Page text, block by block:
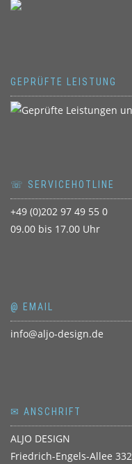
GEPRÜFTE LEISTUNG
☏ SERVICEHOTLINE
+49 (0)202 97 49 55 0
09.00 bis 17.00 Uhr
@ EMAIL
info@aljo-design.de
✉ ANSCHRIFT
ALJO DESIGN
Friedrich-Engels-Allee 332